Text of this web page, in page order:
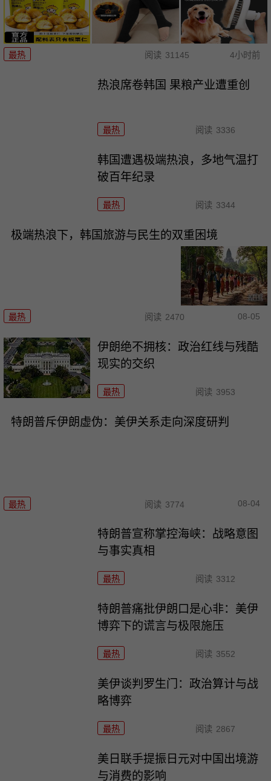
最热 阅读 31145 4小时前
热浪席卷韩国 果粮产业遭重创
最热 阅读 3336
韩国遭遇极端热浪，多地气温打
破百年纪录
最热 阅读 3344
极端热浪下，韩国旅游与民生的双重困境
最热 阅读 2470 08-05
伊朗绝不拥核：政治红线与残酷
现实的交织
最热 阅读 3953
特朗普斥伊朗虚伪：美伊关系走向深度研判
最热 阅读 3774 08-04
特朗普宣称掌控海峡：战略意图
与事实真相
最热 阅读 3312
特朗普痛批伊朗口是心非：美伊
博弈下的谎言与极限施压
最热 阅读 3552
美伊谈判罗生门：政治算计与战
略博弈
最热 阅读 2867
美日联手提振日元对中国出境游
与消费的影响